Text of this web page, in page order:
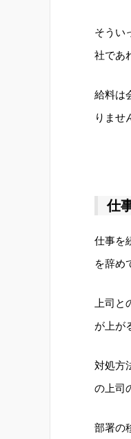
そうい
社であ
給料は
りませ
仕
仕事を
を辞め
上司
が上が
対処方
の上司
部署の